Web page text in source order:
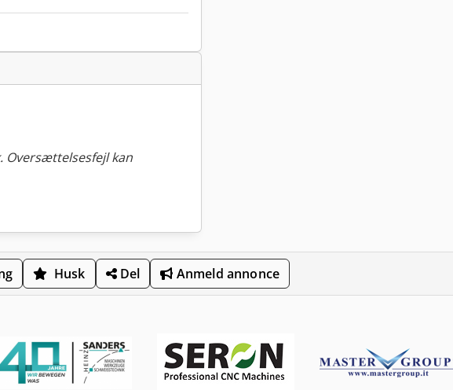
Oversættelsesfejl kan
Husk Del Anmeld annonce